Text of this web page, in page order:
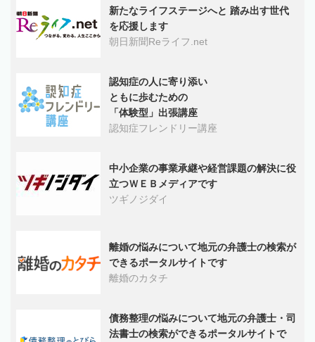
新たなライフステージへと 踏み出す世代
を応援します
朝日新聞Reライフ.net
認知症の人に寄り添い
ともに歩むための
「体験型」出張講座
認知症フレンドリー講座
中小企業の事業承継や経営課題の解決に役
立つＷＥＢメディアです
ツギノジダイ
離婚の悩みについて地元の弁護士の検索が
できるポータルサイトです
離婚のカタチ
債務整理の悩みについて地元の弁護士・司
法書士の検索ができるポータルサイトで